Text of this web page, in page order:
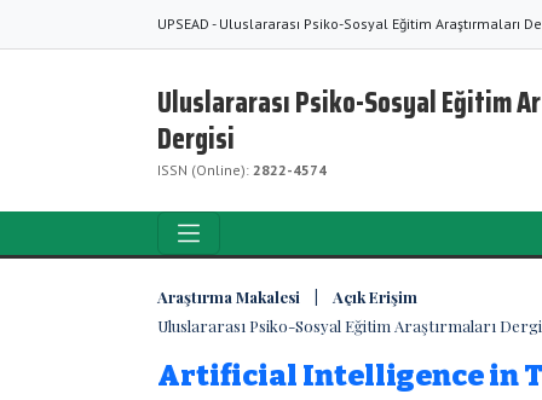
UPSEAD - Uluslararası Psiko-Sosyal Eğitim Araştırmaları
Uluslararası Psiko-Sosyal Eğitim
Dergisi
ISSN (Online): 2822-4574
Araştırma Makalesi | Açık Erişim
Uluslararası Psiko-Sosyal Eğitim Araştırmaları
Artificial Intelligence in